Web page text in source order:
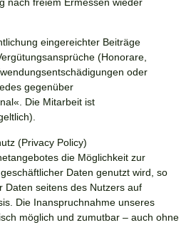
eingereichter Beiträge
(Honorare,
oder
gegenüber
«. Die Mitarbeit ist
(Privacy Policy)
die Möglichkeit zur
Daten genutzt wird, so
Daten seitens des Nutzers auf
Die Inanspruchnahme unseres
möglich und zumutbar – auch ohne